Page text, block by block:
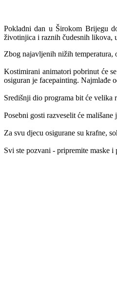
Pokladni dan u Širokom Brijegu
životinjica i raznih čudesnih likova,
Zbog najavljenih nižih
Kostimirani animatori pobrinut će
osiguran je facepainting. Najmlađe
Središnji dio programa bit će velika
Posebni gosti razveselit će
Za svu djecu osigurane su krafne,
Svi ste pozvani - pripremite maske i